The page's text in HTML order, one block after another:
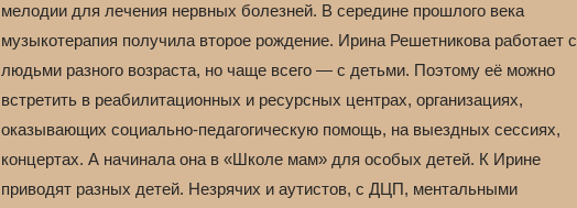
мелодии для лечения нервных болезней. В середине прошлого века
музыкотерапия получила второе рождение. Ирина Решетникова работает с
людьми разного возраста, но чаще всего — с детьми. Поэтому её можно
встретить в реабилитационных и ресурсных центрах, организациях,
оказывающих социально-педагогическую помощь, на выездных сессиях,
концертах. А начинала она в «Школе мам» для особых детей. К Ирине
приводят разных детей. Незрячих и аутистов, с ДЦП, ментальными